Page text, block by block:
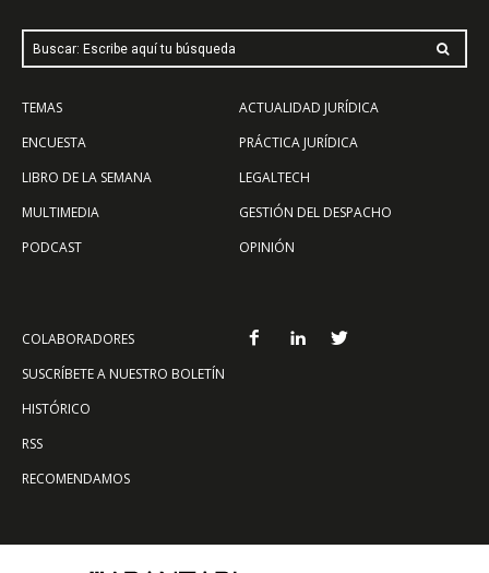
Buscar: Escribe aquí tu búsqueda
TEMAS
ENCUESTA
LIBRO DE LA SEMANA
MULTIMEDIA
PODCAST
ACTUALIDAD JURÍDICA
PRÁCTICA JURÍDICA
LEGALTECH
GESTIÓN DEL DESPACHO
OPINIÓN
COLABORADORES
SUSCRÍBETE A NUESTRO BOLETÍN
HISTÓRICO
RSS
RECOMENDAMOS